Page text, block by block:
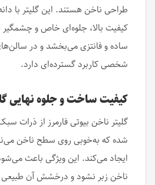
طراحی ناخن هستند. این گلیتر با
کیفیت بالا، جلوه‌ای خاص و چشمگیر
ساده و فانتزی می‌بخشد و در
شخصی کاربرد گسترده‌ای دارد.
کیفیت ساخت و جلوه نهایی
گلیتر ناخن بیوتی فارمرز از ذرات
شده که به‌خوبی روی سطح ناخن
ایجاد می‌کند. این ویژگی باعث
ناخن زبر نشود و درخشش آن طبیعی